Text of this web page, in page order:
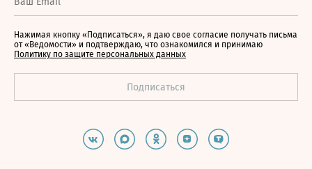
Нажимая кнопку «Подписаться», я даю свое согласие получать письма
от «Ведомости» и подтверждаю, что ознакомился и принимаю
Политику по защите персональных данных